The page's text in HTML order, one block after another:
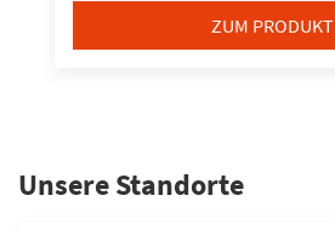
ZUM PRODUKT
Unsere Standorte